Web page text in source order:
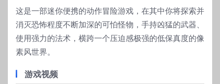
这是一部迷你便携的动作冒险游戏，在其中你将探索并
消灭恐怖程度不断加深的可怕怪物，手持凶猛的武器、
使用强力的法术，横跨一个压迫感极强的低保真度的像
素风世界。
游戏视频